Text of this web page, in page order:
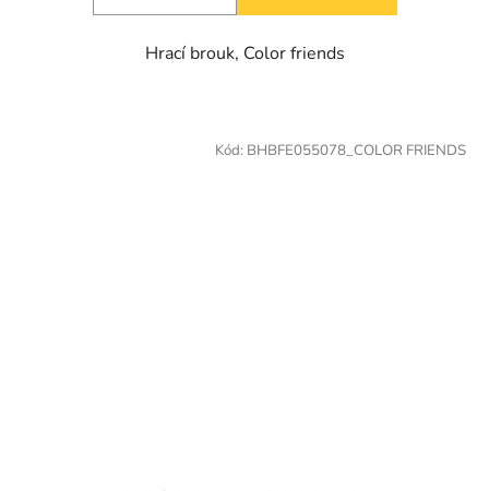
Hrací brouk, Color friends
Kód: BHBFE055078_COLOR FRIENDS